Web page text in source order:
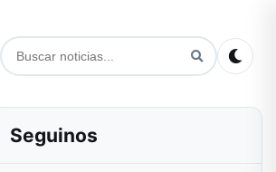
Seguinos